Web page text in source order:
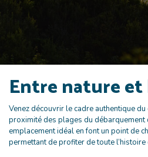
Entre nature
Venez découvrir le cadre authentique
proximité des plages du débarquement
emplacement idéal en font un point de
permettant de profiter de toute